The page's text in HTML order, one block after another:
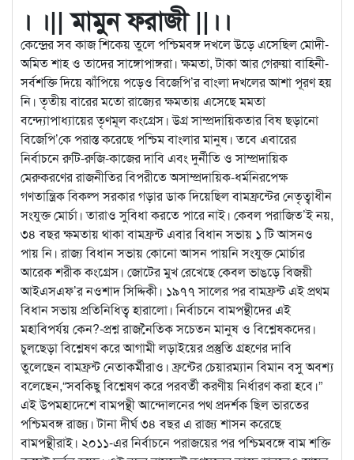
। ।|| মামুন ফরাজী ||।।
কেন্দ্রের সব কাজ শিকেয় তুলে পশ্চিমবঙ্গ দখলে উড়ে এসেছিল মোদী-
অমিত শাহ ও তাদের সাঙ্গোপাঙ্গরা। ক্ষমতা, টাকা আর গেরুয়া বাহিনী-
সর্বশক্তি দিয়েঝাঁপিয়ে পড়েও বিজেপি’র বাংলা দখলের আশা পূরণ হয়
নি। তৃতীয় বারের মতো রাজ্যের ক্ষমতায় এসেছে মমতা
বন্দ্যোপাধ্যায়ের তৃণমূল কংগ্রেস। উগ্র সাম্প্রদায়িকতার বিষ ছড়ানো
বিজেপি’কে পরাস্ত করেছে পশ্চিম বাংলার মানুষ। তবে এবারের
নির্বাচনে রুটি-রুজি-কাজের দাবি এবং দুর্নীতি ও সাম্প্রদায়িক
মেরুকরণের রাজনীতির বিপরীতে অসাম্প্রদায়িক-ধর্মনিরপেক্ষ
গণতান্ত্রিক বিকল্প সরকার গড়ার ডাক দিয়েছিল বামফ্রন্টের নেতৃত্বাধীন
সংযুক্ত মোর্চা। তারাও সুবিধা করতে পারে নাই। কেবল পরাজিত’ই নয়,
৩৪ বছর ক্ষমতায় থাকা বামফ্রন্ট এবার বিধান সভায় ১ টি আসনও
পায় নি। রাজ্য বিধান সভায় কোনো আসন পায়নি সংযুক্ত মোর্চার
আরেক শরীক কংগ্রেস। জোটের মুখ রেখেছে কেবল ভাঙড়ে বিজয়ী
আইএসএফ’র নওশাদ সিদ্দিকী। ১৯৭৭ সালের পর বামফ্রন্ট এই প্রথম
বিধান সভায় প্রতিনিধিত্ব হারালো। নির্বাচনে বামপন্থীদের এই
মহাবিপর্যয় কেন?-প্রশ্ন রাজনৈতিক সচেতন মানুষ ও বিশ্লেষকদের।
চুলছেড়া বিশ্লেষণ করে আগামী লড়াইয়ের প্রস্তুতি গ্রহণের দাবি
তুলেছেন বামফ্রন্ট নেতাকর্মীরাও। ফ্রন্টের চেয়ারম্যান বিমান বসু অবশ্য
বলেছেন,“সবকিছু বিশ্লেষণ করে পরবর্তী করণীয় নির্ধারণ করা হবে।”
এই উপমহাদেশে বামপন্থী আন্দোলনের পথ প্রদর্শক ছিল ভারতের
পশ্চিমবঙ্গ রাজ্য। টানা দীর্ঘ ৩৪ বছর এ রাজ্য শাসন করেছে
বামপন্থীরাই। ২০১১-এর নির্বাচনে পরাজয়ের পর পশ্চিমবঙ্গে বাম শক্তি